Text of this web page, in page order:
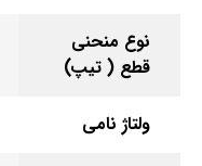
نوع منحنی
قطع ( تیپ)
ولتاژ نامی